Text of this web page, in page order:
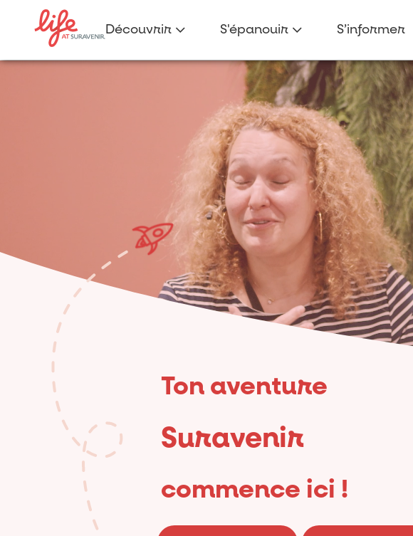
Découvrir S'épanouir S’informer
Ton aventure
Suravenir
commence ici !